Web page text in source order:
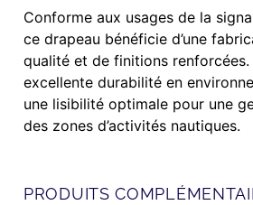
Conforme aux usages de la
ce drapeau bénéficie d’une
qualité et de finitions
excellente durabilité en
une lisibilité optimale pour une
des zones d’activités nautiques.
PRODUITS COM